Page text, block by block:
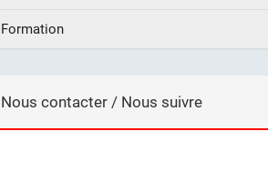
Formation
Nous contacter / Nous suivre